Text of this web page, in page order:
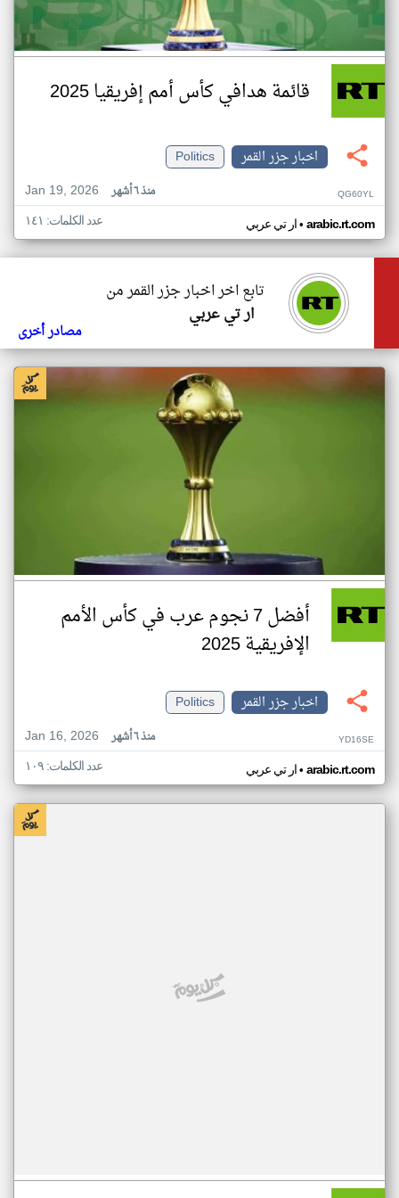
قائمة هدافي كأس أمم إفريقيا 2025
اخبار جزر القمر
Politics
Jan 19, 2026
منذ ٦ أشهر QG60YL
ار تي عربي• arabic.rt.com عدد الكلمات: ١٤١
تابع اخر اخبار جزر القمر من
ار تي عربي
مصادر أخرى
أفضل 7 نجوم عرب في كأس الأمم
الإفريقية 2025
اخبار جزر القمر
Politics
Jan 16, 2026
منذ ٦ أشهر YD16SE
ار تي عربي• arabic.rt.com عدد الكلمات: ١٠٩